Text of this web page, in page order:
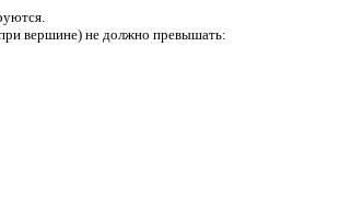
вершине) не должно превышать: